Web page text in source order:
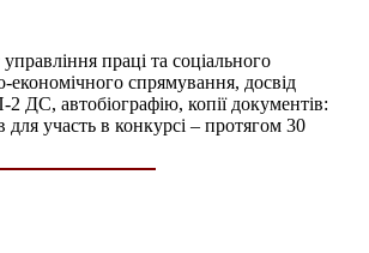
праці та соціального
економічного спрямування, досвід
ДС, автобіографію, копії документів:
для участь в конкурсі – протягом 30